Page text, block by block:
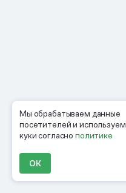
Мы обрабатываем данные
посетителей и используем
куки согласнополитике
ОК